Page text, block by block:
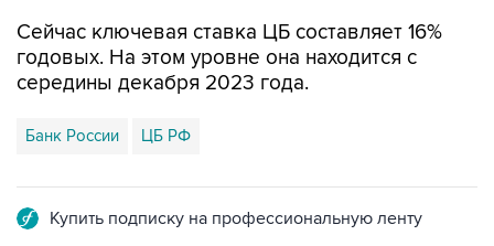
Сейчас ключевая ставка ЦБ составляет 16%
годовых. На этом уровне она находится с
середины декабря 2023 года.
Банк России ЦБ РФ
Купить подписку на профессиональную ленту